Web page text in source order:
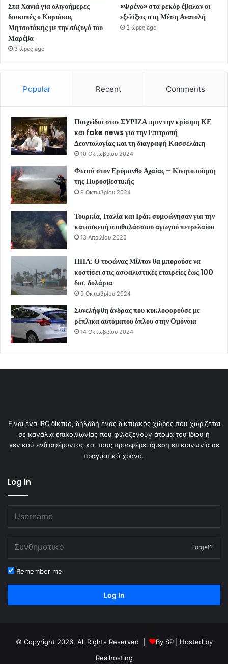
Στα Χανιά για ολιγοήμερες
διακοπές ο Κυριάκος
Μητσοτάκης με την σύζυγό του
Μαρέβα
3 ώρες ago
«Φρένο» στα ρεκόρ έβαλαν οι
εξελίξεις στη Μέση Ανατολή
3 ώρες ago
Popular Recent Comments
Παιχνίδια στον ΣΥΡΙΖΑ πριν την κρίσιμη ΚΕ
και fake news για την Επιτροπή
Δεοντολογίας και τη διαγραφή Κασσελάκη
10 Οκτωβρίου 2024
Φωτιά στον Ερύμανθο Αχαΐας – Κινητοποίηση
της Πυροσβεστικής
9 Οκτωβρίου 2024
Τουρκία, Ιταλία και Ιράκ συμφώνησαν για την
κατασκευή υποθαλάσσιου αγωγού πετρελαίου
13 Απριλίου 2025
ΗΠΑ: Ο τυφώνας Μίλτον θα μπορούσε να
κοστίσει στις ασφαλιστικές εταιρείες έως 100
δισ. δολάρια
9 Οκτωβρίου 2024
Συνελήφθη άνδρας που κυκλοφορούσε με
ρέπλικα αυτόματου όπλου στην Ομόνοια
14 Οκτωβρίου 2024
Είναι ένα IRC δίκτυο, δηλαδή ένας δικτυακός χώρος που χωρίζεται
σε κανάλια επικοινωνίας που φιλοξενούν άτομα του ίδιου ή
γενικού ενδιαφέροντος και τους προσφέρει άμεση επικοινωνία σε
πραγματικό χρόνο.
Log In
Forget?
Remember me
Log In
© Copyright 2026, All Rights Reserved | By SP| Hosted by
Realhosting